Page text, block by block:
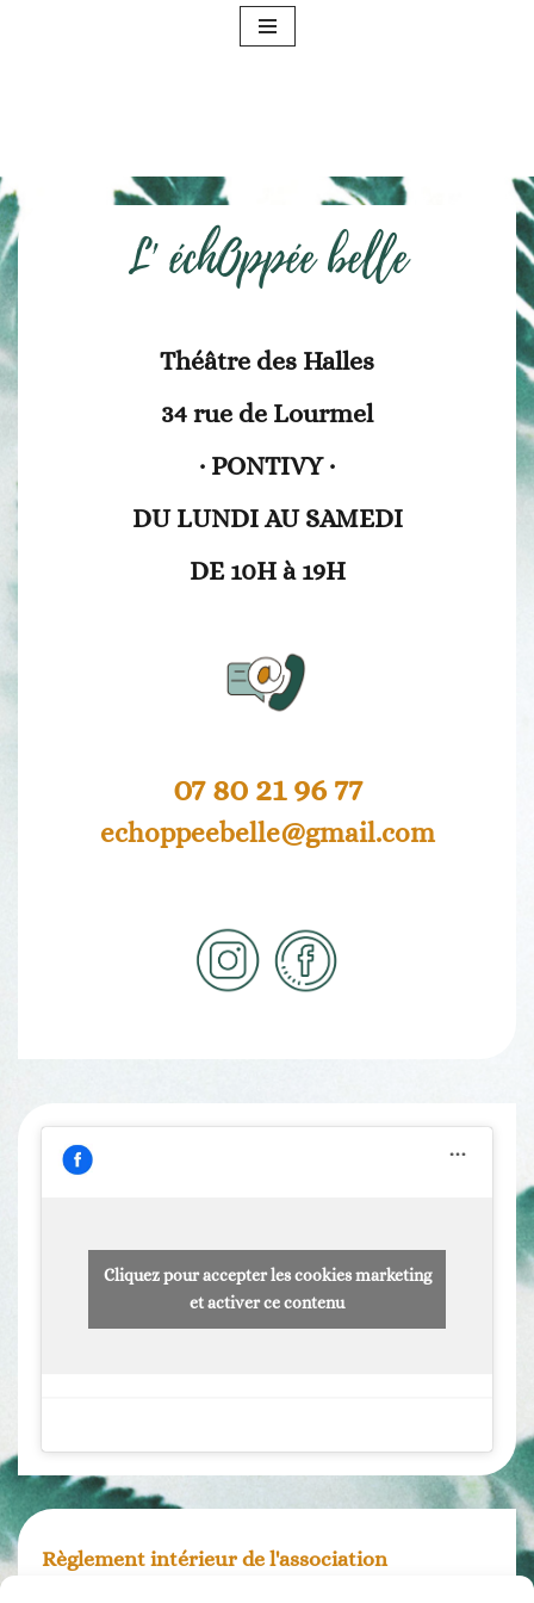
L' échOppée belle
Théâtre des Halles
34 rue de Lourmel
· PONTIVY ·
DU LUNDI AU SAMEDI
DE 10H à 19H
07 80 21 96 77
echoppeebelle@gmail.com
Cliquez pour accepter les cookies marketing
et activer ce contenu
Règlement intérieur de l'association